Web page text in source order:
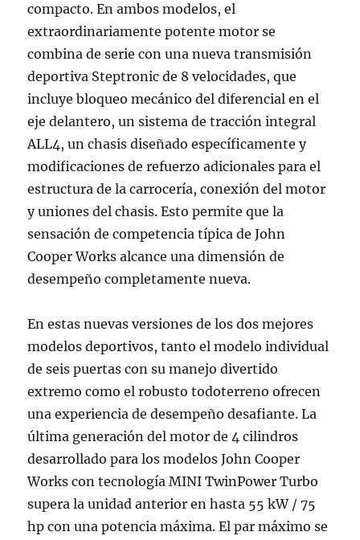
compacto. En ambos modelos, el
extraordinariamente potente motor se
combina de serie con una nueva transmisión
deportiva Steptronic de 8 velocidades, que
incluye bloqueo mecánico del diferencial en el
eje delantero, un sistema de tracción integral
ALL4, un chasis diseñado específicamente y
modificaciones de refuerzo adicionales para el
estructura de la carrocería, conexión del motor
y uniones del chasis. Esto permite que la
sensación de competencia típica de John
Cooper Works alcance una dimensión de
desempeño completamente nueva.
En estas nuevas versiones de los dos mejores
modelos deportivos, tanto el modelo individual
de seis puertas con su manejo divertido
extremo como el robusto todoterreno ofrecen
una experiencia de desempeño desafiante. La
última generación del motor de 4 cilindros
desarrollado para los modelos John Cooper
Works con tecnología MINI TwinPower Turbo
supera la unidad anterior en hasta 55 kW / 75
hp con una potencia máxima. El par máximo se